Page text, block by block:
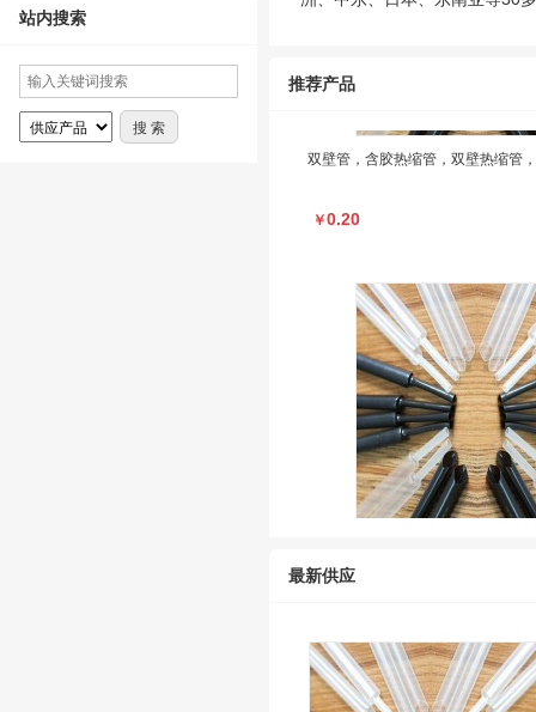
站内搜索
推荐产品
双壁管，含胶热缩管，双壁热缩管
￥0.20
最新供应